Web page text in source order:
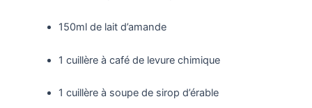
150ml de lait d’amande
1 cuillère à café de levure chimique
1 cuillère à soupe de sirop d’érable